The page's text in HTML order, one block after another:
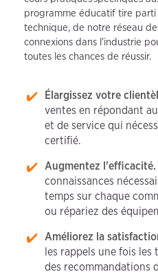
programme éducatif tire
technique, de notre réseau
connexions dans l'industrie
toutes les chances de réussir.
Élargissez votre
ventes en répondant
et de service qui
certifié.
Augmentez l'efficacité.
connaissances
temps sur chaque
ou répariez des
Améliorez la
les rappels une fois les
des recommandations